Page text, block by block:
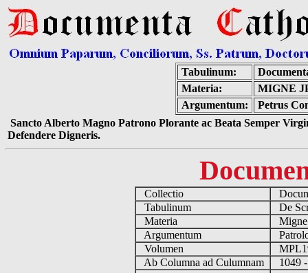
Tabulinum:
Materia:
MIGNE
Argumentum:
Petrus
Sancto Alberto Magno Patrono Plorante ac Beata Semper
Defendere Digneris.
Collectio
Tabulinum
De
Materia
Argumentum
Volumen
Ab Columna ad Culumnam
1049